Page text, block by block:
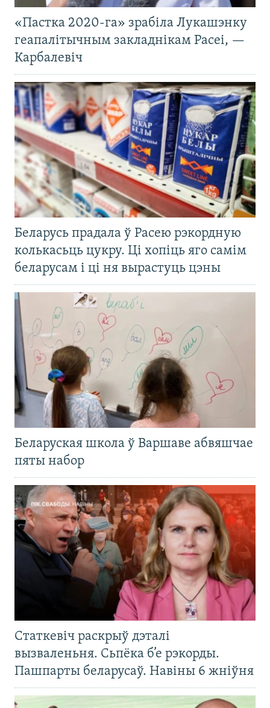
«Пастка 2020-га» зрабіла Лукашэнку
геапалітычным закладнікам Расеі, —
Карбалевіч
Беларусь прадала ў Расею рэкордную
колькасьць цукру. Ці хопіць яго самім
беларусам і ці ня вырастуць цэны
Беларуская школа ў Варшаве абвяшчае
пяты набор
Статкевіч раскрыў дэталі
вызваленьня. Сьпёка б’е рэкорды.
Пашпарты беларусаў. Навіны 6 жніўня